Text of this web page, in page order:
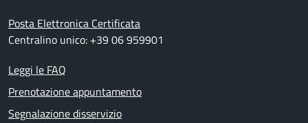
Posta Elettronica Certificata
Centralino unico: +39 06 959901
Leggi le FAQ
Prenotazione appuntamento
Segnalazione disservizio